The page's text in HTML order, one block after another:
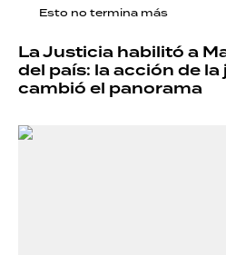
Esto no termina más
La Justicia habilitó a
del país: la acción de
cambió el panorama